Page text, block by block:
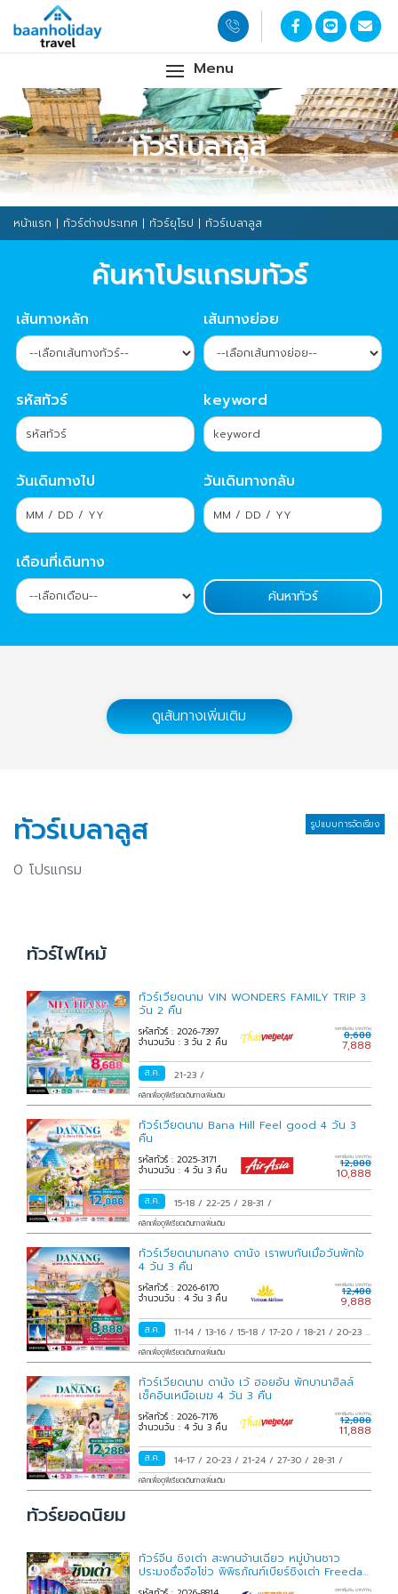
Menu
ทัวร์เบลาลูส
หน้าแรก | ทัวร์ต่างประเทศ | ทัวร์ยุโรป | ทัวร์เบลาลูส
ค้นหาโปรแกรมทัวร์
เส้นทางหลัก เส้นทางย่อย
รหัสทัวร์ keyword
วันเดินทางไป วันเดินทางกลับ
เดือนที่เดินทาง
ดูเส้นทางเพิ่มเติม
ทัวร์เบลาลูส
0 โปรแกรม
รูปแบบการจัดเรียง
ทัวร์ไฟไหม้
ทัวร์เวียดนาม VIN WONDERS FAMILY TRIP 3
วัน 2 คืน
รหัสทัวร์ : 2026-7397
จำนวนวัน : 3 วัน 2 คืน
ราคาเริ่มต้น บาท/ท่าน
8,688
7,888
ส.ค. 21-23/
คลิกเพื่อดูพีเรียดเดินทางเพิ่มเติม
ทัวร์เวียดนาม Bana Hill Feel good 4 วัน 3
คืน
รหัสทัวร์ : 2025-3171
จำนวนวัน : 4 วัน 3 คืน
ราคาเริ่มต้น บาท/ท่าน
12,888
10,888
ส.ค. 15-18/22-25/28-31/
คลิกเพื่อดูพีเรียดเดินทางเพิ่มเติม
ทัวร์เวียดนามกลาง ดานัง เราพบกันเมื่อวันพักใจ
4 วัน 3 คืน
รหัสทัวร์ : 2026-6170
จำนวนวัน : 4 วัน 3 คืน
ราคาเริ่มต้น บาท/ท่าน
12,488
9,888
ส.ค. 11-14/13-16/15-18/17-20/18-21/20-23/
22-25/24-27
คลิกเพื่อดูพีเรียดเดินทางเพิ่มเติม
ทัวร์เวียดนาม ดานัง เว้ ฮอยอัน พักบานาฮิลล์
เช็คอินเหนือเมฆ 4 วัน 3 คืน
รหัสทัวร์ : 2026-7176
จำนวนวัน : 4 วัน 3 คืน
ราคาเริ่มต้น บาท/ท่าน
12,888
11,888
ส.ค. 14-17/20-23/21-24/27-30/28-31/
คลิกเพื่อดูพีเรียดเดินทางเพิ่มเติม
ทัวร์ยอดนิยม
ทัวร์จีน ชิงเต่า สะพานจ้านเฉียว หมู่บ้านชาว
ประมงซื่อจือโข่ว พิพิธภัณฑ์เบียร์ชิงเต่า Freeday
6 วัน 4
ราคาเริ่มต้น บาท/ท่าน